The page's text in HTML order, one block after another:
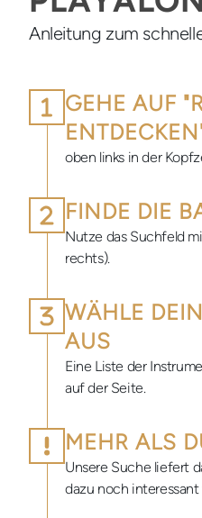
Anleitung zum
GEHE AUF
oben links in der
FINDE DIE
Nutze das Suchfeld
rechts).
WÄHLE
AUS
Eine Liste der
auf der Seite.
MEHR ALS
Unsere Suche liefert
dazu noch